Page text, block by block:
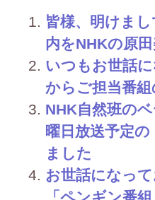
皆様、明けま
内をNHKの原
いつもお世話
からご担当番
NHK自然班の
曜日放送予定
ました
お世話になっ